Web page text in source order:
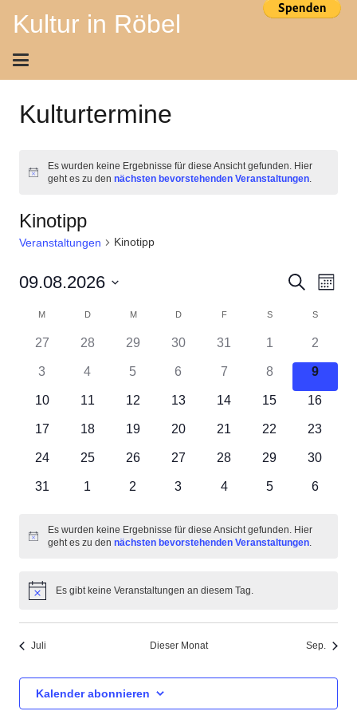
Kultur in Röbel
Kulturtermine
Hinweis
Es wurden keine Ergebnisse für diese Ansicht gefunden. Hier
geht es zu den nächsten bevorstehenden Veranstaltungen.
Kinotipp
Veranstaltungen Kinotipp
Suche
und
Suche
Monat
09.08.2026
Kalender
von
Veranstaltungen
M DDIENSTAGMMITTWOCH
DDONNERSTAG
FFREITAG SSAMSTAGS
0
27
0
28
0
29
0
30
0
Veranstaltungen
31
0
Veranstaltungen
1
0
2
0
3
0
4
0
5
0
6
0
Veranstaltungen
7
0
Veranstaltungen
8
0
9
0
10
0
11
0
12
0
13
0
14
0
15
0
16
0
17
0
18
0
19
0
20
0
21
0
22
0
23
0
24
0
25
0
26
0
27
0
28
0
29
0
30
0
31
0
1
0
2
0
3
0
4
0
5
0
6
Hinweis
Es wurden keine Ergebnisse für diese Ansicht gefunden. Hier
geht es zu den nächsten bevorstehenden Veranstaltungen.
HinweisEs gibt keine Veranstaltungen an diesem Tag.
Juli Dieser Monat Sep.
Kalender abonnieren